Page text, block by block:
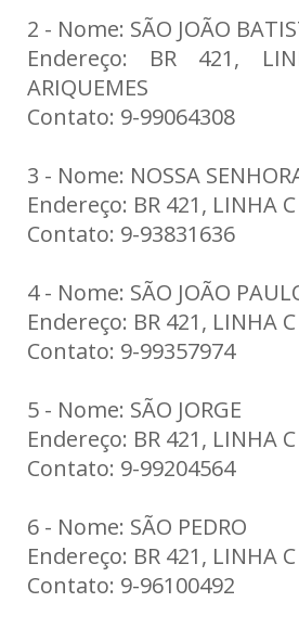
2 - Nome: SÃO JOÃO
Endereço: BR 421,
ARIQUEMES
Contato: 9-99064308
3 - Nome: NOSSA
Endereço: BR 421, LINHA
Contato: 9-93831636
4 - Nome: SÃO JOÃO
Endereço: BR 421, LINHA
Contato: 9-99357974
5 - Nome: SÃO JORGE
Endereço: BR 421, LINHA
Contato: 9-99204564
6 - Nome: SÃO PEDRO
Endereço: BR 421, LINHA
Contato: 9-96100492